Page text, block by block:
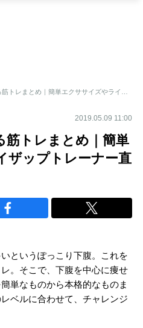
2019.05.09 11:00
筋トレまとめ｜簡単
ザップトレーナー直
というぽっこり下腹。これを
。そこで、下腹を中心に痩せ
単なものから本格的なものま
ベルに合わせて、チャレンジ